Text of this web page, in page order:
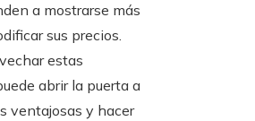
a mostrarse más
sus precios.
estas
abrir la puerta a
ventajosas y hacer